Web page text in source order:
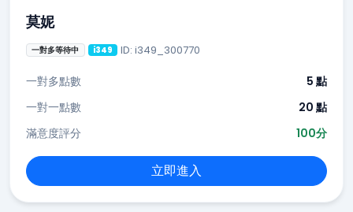
莫妮
一對多等待中 i349 ID: i349_300770
一對多點數
5 點
一對一點數
20 點
滿意度評分
100分
立即進入